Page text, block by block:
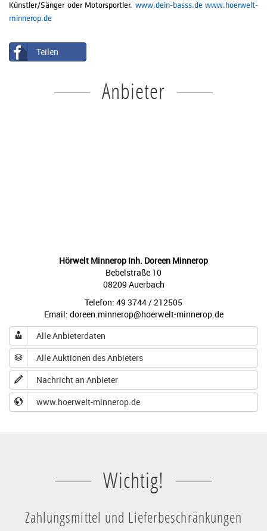
Künstler/Sänger oder Motorsportler. www.dein-basss.de www.hoerwelt-
minnerop.de
Teilen
Anbieter
Hörwelt Minnerop Inh. Doreen Minnerop
Bebelstraße 10
08209 Auerbach
Telefon: 49 3744 / 212505
Email: doreen.minnerop@hoerwelt-minnerop.de
Alle Anbieterdaten
Alle Auktionen des Anbieters
Nachricht an Anbieter
www.hoerwelt-minnerop.de
Wichtig!
Zahlungsmittel und Lieferbeschränkungen